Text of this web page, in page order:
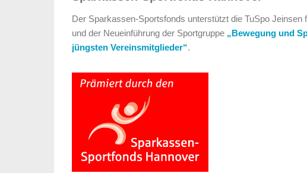
Der Sparkassen-Sportsfonds unterstützt die TuSpo Jeinsen
und der Neueinführung der Sportgruppe „Bewegung und
jüngsten Vereinsmitglieder“.